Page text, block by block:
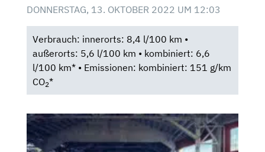
DONNERSTAG, 13. OKTOBER 2022 UM 12:03
Verbrauch: innerorts: 8,4 l/100 km •
außerorts: 5,6 l/100 km • kombiniert: 6,6
l/100 km* • Emissionen: kombiniert: 151 g/km
CO2*